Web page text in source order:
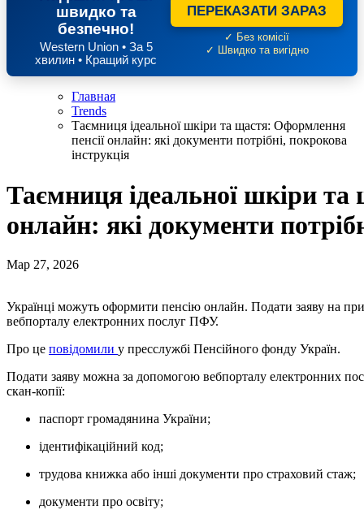
швидко та
безпечно!
Western Union • За 5
хвилин • Кращий курс
ПЕРЕКАЗАТИ ЗАРАЗ
✓ Без комісії
✓ Швидко та вигідно
Главная
Trends
Таємниця ідеальної шкіри та щастя: Оформлення
пенсії онлайн: які документи потрібні, покрокова
інструкція
Таємниця ідеальної шкіри
онлайн: які документи
Мар 27, 2026
Українці можуть оформити пенсію онлайн. Подати заяву на призначення виплат можна дистанційно, за допомогою
вебпорталу електронних послуг ПФУ.
Про це повідомили у пресслужбі Пенсійного фонду Україн.
Подати заяву можна за допомогою вебпорталу електронних
скан-копії:
паспорт громадянина України;
ідентифікаційний код;
трудова книжка або інші документи про страховий стаж;
документи про освіту;